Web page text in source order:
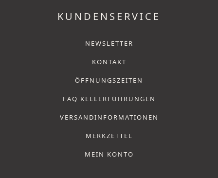
KUNDENSERVICE
NEWSLETTER
KONTAKT
ÖFFNUNGSZEITEN
FAQ KELLERFÜHRUNGEN
VERSANDINFORMATIONEN
MERKZETTEL
MEIN KONTO